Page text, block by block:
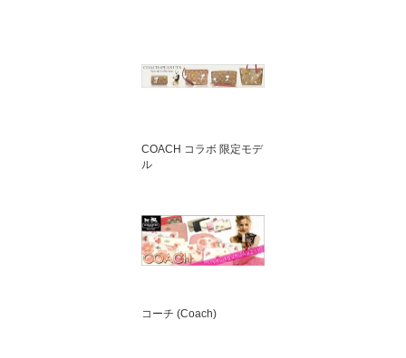
COACH コラボ 限定モデ
ル
コーチ (Coach)